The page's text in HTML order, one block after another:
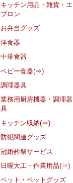
キッチン用品・雑貨・エ
プロン
お弁当グッズ
洋食器
中華食器
ベビー食器(⇒)
調理器具
業務用厨房機器・調理器
具
キッチン収納(⇒)
防犯関連グッズ
冠婚葬祭サービス
日曜大工・作業用品(⇒)
ペット・ペットグッズ